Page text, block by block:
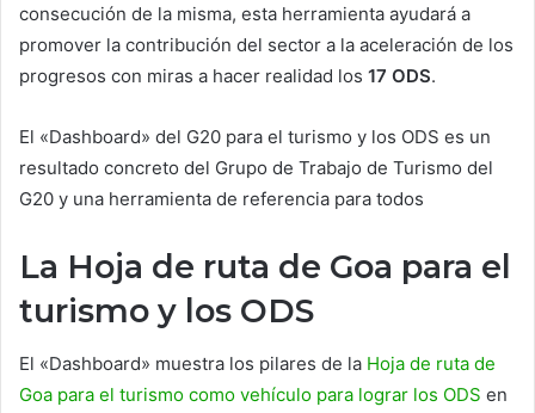
consecución de la misma, esta herramienta ayudará a
promover la contribución del sector a la aceleración de los
progresos con miras a hacer realidad los 17 ODS.
El «Dashboard» del G20 para el turismo y los ODS es un
resultado concreto del Grupo de Trabajo de Turismo del
G20 y una herramienta de referencia para todos
La Hoja de ruta de Goa para el
turismo y los ODS
El «Dashboard» muestra los pilares de la Hoja de ruta de
Goa para el turismo como vehículo para lograr los ODS en